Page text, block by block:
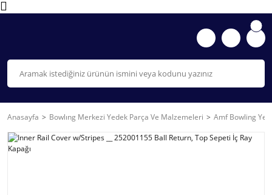
Anasayfa Bowlıng Merkezi Yedek Parça Ve Malzemeleri Amf Bowling